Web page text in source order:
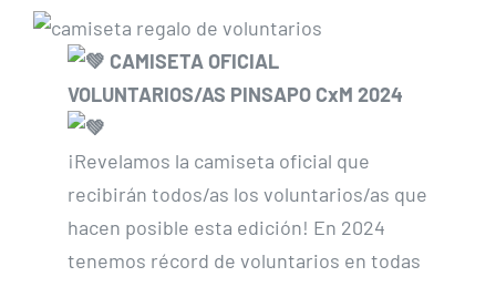
CAMISETA OFICIAL
VOLUNTARIOS/AS PINSAPO CxM 2024
¡Revelamos la camiseta oficial que
recibirán todos/as los voluntarios/as que
hacen posible esta edición! En 2024
tenemos récord de voluntarios en todas